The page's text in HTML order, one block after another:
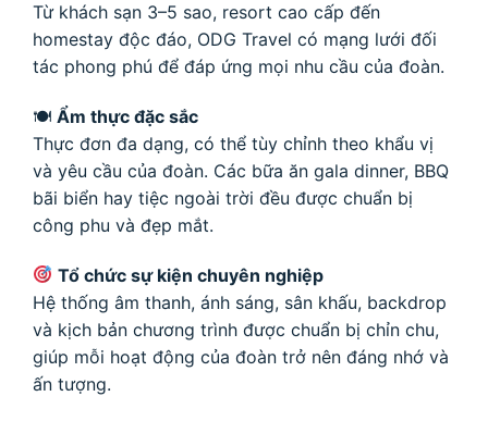
Từ khách sạn 3–5 sao, resort cao cấp đến
homestay độc đáo, ODG Travel có mạng lưới đối
tác phong phú để đáp ứng mọi nhu cầu của đoàn.
🍽 Ẩm thực đặc sắc
Thực đơn đa dạng, có thể tùy chỉnh theo khẩu vị
và yêu cầu của đoàn. Các bữa ăn gala dinner, BBQ
bãi biển hay tiệc ngoài trời đều được chuẩn bị
công phu và đẹp mắt.
Tổ chức sự kiện chuyên nghiệp
Hệ thống âm thanh, ánh sáng, sân khấu, backdrop
và kịch bản chương trình được chuẩn bị chỉn chu,
giúp mỗi hoạt động của đoàn trở nên đáng nhớ và
ấn tượng.